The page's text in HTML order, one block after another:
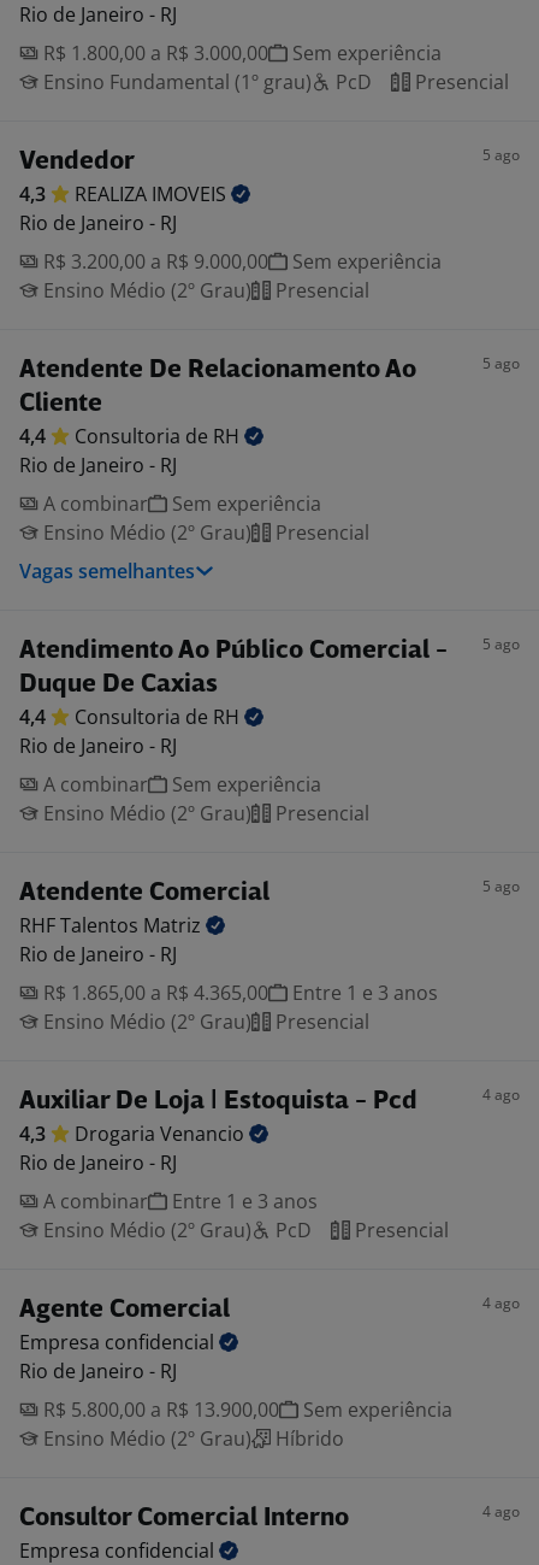
Rio de Janeiro - RJ
R$ 1.800,00 a R$ 3.000,00
Sem experiência
Ensino Fundamental (1º grau)
PcD Presencial
Vendedor 5 ago
4,3 REALIZA IMOVEIS
Rio de Janeiro - RJ
R$ 3.200,00 a R$ 9.000,00
Sem experiência
Ensino Médio (2º Grau)
Presencial
Atendente De Relacionamento Ao
Cliente
5 ago
4,4 Consultoria de RH
Rio de Janeiro - RJ
A combinar
Sem experiência
Ensino Médio (2º Grau)
Presencial
Vagas semelhantes
Atendimento Ao Público Comercial -
Duque De Caxias
5 ago
4,4 Consultoria de RH
Rio de Janeiro - RJ
A combinar
Sem experiência
Ensino Médio (2º Grau)
Presencial
Atendente Comercial 5 ago
RHF Talentos Matriz
Rio de Janeiro - RJ
R$ 1.865,00 a R$ 4.365,00
Entre 1 e 3 anos
Ensino Médio (2º Grau)
Presencial
Auxiliar De Loja | Estoquista - Pcd 4 ago
4,3 Drogaria Venancio
Rio de Janeiro - RJ
A combinar
Entre 1 e 3 anos
Ensino Médio (2º Grau)
PcD Presencial
Agente Comercial 4 ago
Empresa confidencial
Rio de Janeiro - RJ
R$ 5.800,00 a R$ 13.900,00
Sem experiência
Ensino Médio (2º Grau)
Híbrido
Consultor Comercial Interno 4 ago
Empresa confidencial